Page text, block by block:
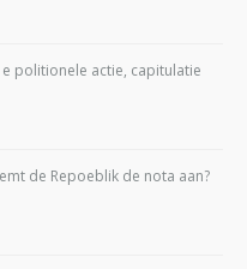
politionele actie, capitulatie
de Repoeblik de nota aan?